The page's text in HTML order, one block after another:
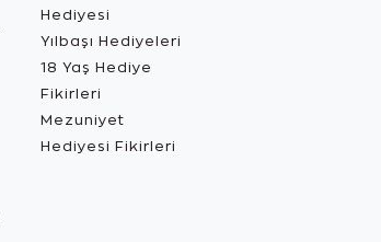
Hediyesi
Yılbaşı Hediyeleri
18 Yaş Hediye
Fikirleri
Mezuniyet
Hediyesi Fikirleri